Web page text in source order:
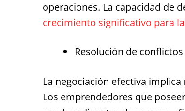
operaciones. La capacidad de
crecimiento significativo para
Resolución de conflictos
La negociación efectiva implica
Los emprendedores que